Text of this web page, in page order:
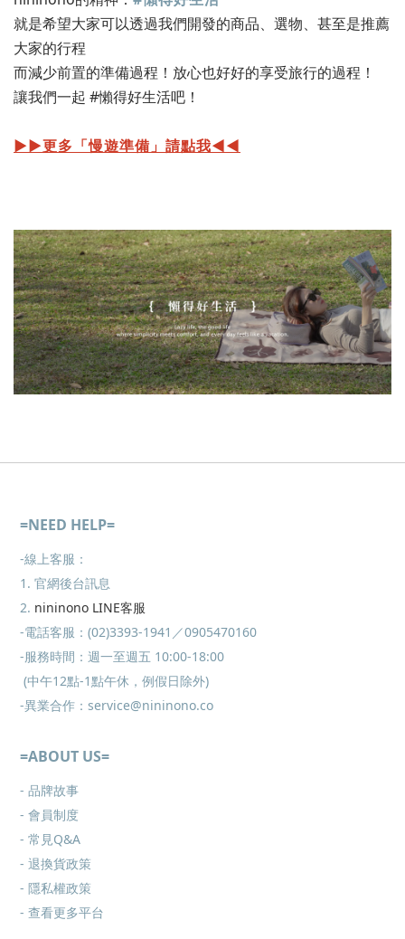
就是希望大家可以透過我們開發的商品、選物、甚至是推薦
大家的行程
而減少前置的準備過程！放心也好好的享受旅行的過程！
讓我們一起 #懶得好生活吧！
▶︎▶︎更多「慢遊準備」請點我◀︎◀︎
=NEED HELP=
-線上客服：
1. 官網後台訊息
2. nininono LINE客服
-電話客服：(02)3393-1941／0905470160
-服務時間：週一至週五 10:00-18:00
(中午12點-1點午休，例假日除外)
-異業合作：service@nininono.co
=ABOUT US=
- 品牌故事
- 會員制度
- 常見Q&A
- 退換貨政策
- 隱私權政策
- 查看更多平台